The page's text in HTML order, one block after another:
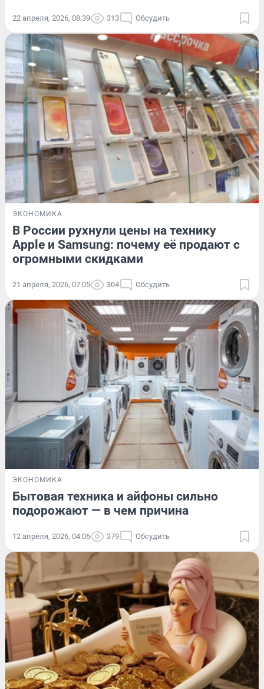
22 апреля, 2026, 08:39 313 Обсудить
ЭКОНОМИКА
В России рухнули цены на технику
Apple и Samsung: почему её продают с
огромными скидками
21 апреля, 2026, 07:05 304 Обсудить
ЭКОНОМИКА
Бытовая техника и айфоны сильно
подорожают — в чем причина
12 апреля, 2026, 04:06 379 Обсудить